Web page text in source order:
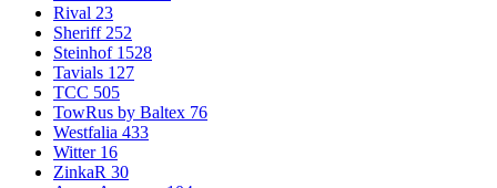
Rival 23
Sheriff 252
Steinhof 1528
Tavials 127
TCC 505
TowRus by Baltex 76
Westfalia 433
Witter 16
ZinkaR 30